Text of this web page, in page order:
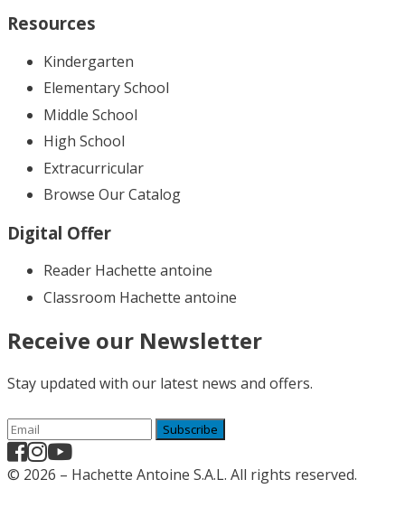
Resources
Kindergarten
Elementary School
Middle School
High School
Extracurricular
Browse Our Catalog
Digital Offer
Reader Hachette antoine
Classroom Hachette antoine
Receive our Newsletter
Stay updated with our latest news and offers.
Subscribe
© 2026 – Hachette Antoine S.A.L. All rights reserved.